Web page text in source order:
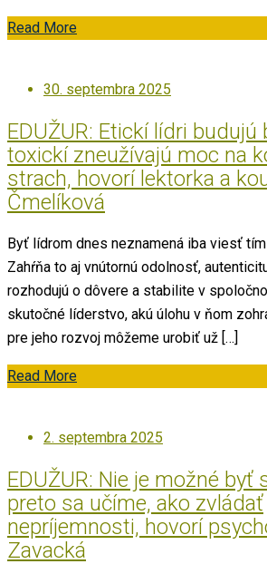
Read More
Posted
30. septembra 2025
EDUŽUR: Etickí lídri budujú
toxickí zneužívajú moc na
strach, hovorí lektorka a
Čmelíková
Byť lídrom dnes neznamená iba viesť
Zahŕňa to aj vnútornú odolnosť,
rozhodujú o dôvere a stabilite v
skutočné líderstvo, akú úlohu v ňom
pre jeho rozvoj môžeme urobiť už […]
Read More
Posted
2. septembra 2025
EDUŽUR: Nie je možné byť
preto sa učíme, ako zvládať
nepríjemnosti, hovorí
Zavacká